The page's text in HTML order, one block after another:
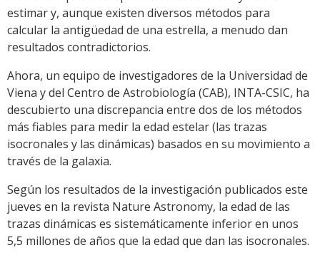
estimar y, aunque existen diversos métodos para
calcular la antigüedad de una estrella, a menudo dan
resultados contradictorios.
Ahora, un equipo de investigadores de la Universidad de
Viena y del Centro de Astrobiología (CAB), INTA-CSIC, ha
descubierto una discrepancia entre dos de los métodos
más fiables para medir la edad estelar (las trazas
isocronales y las dinámicas) basados en su movimiento a
través de la galaxia.
Según los resultados de la investigación publicados este
jueves en la revista Nature Astronomy, la edad de las
trazas dinámicas es sistemáticamente inferior en unos
5,5 millones de años que la edad que dan las isocronales.